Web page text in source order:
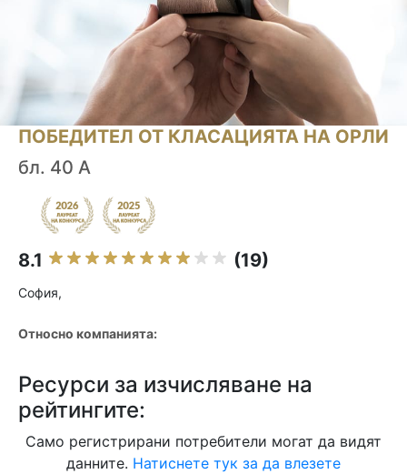
ПОБЕДИТЕЛ ОТ КЛАСАЦИЯТА НА ОРЛИ
бл. 40 А
8.1 (19)
София,
Относно компанията:
Ресурси за изчисляване на
рейтингите:
Само регистрирани потребители могат да видят
данните. Натиснете тук за да влезете